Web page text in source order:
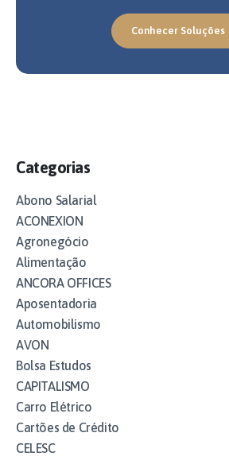
Conhecer Soluções
Categorias
Abono Salarial
ACONEXION
Agronegócio
Alimentação
ANCORA OFFICES
Aposentadoria
Automobilismo
AVON
Bolsa Estudos
CAPITALISMO
Carro Elétrico
Cartões de Crédito
CELESC